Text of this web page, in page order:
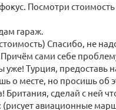
Посмотри
гараж.
Спасибо, не
сами себе
уже! Турция, предоставь
о месте, но просишь об
Британия, сделай с ней
авиационные